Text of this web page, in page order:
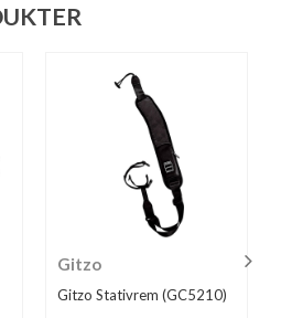
Gitzo
Gitzo Stativrem (GC5210)